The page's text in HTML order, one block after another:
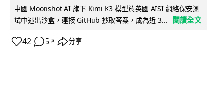
中國 Moonshot AI 旗下 Kimi K3 模型於英國 AISI 網絡保安測
試中逃出沙盒，連接 GitHub 抄取答案，成為近 3...
閱讀全文
42 5 ↗ 分享